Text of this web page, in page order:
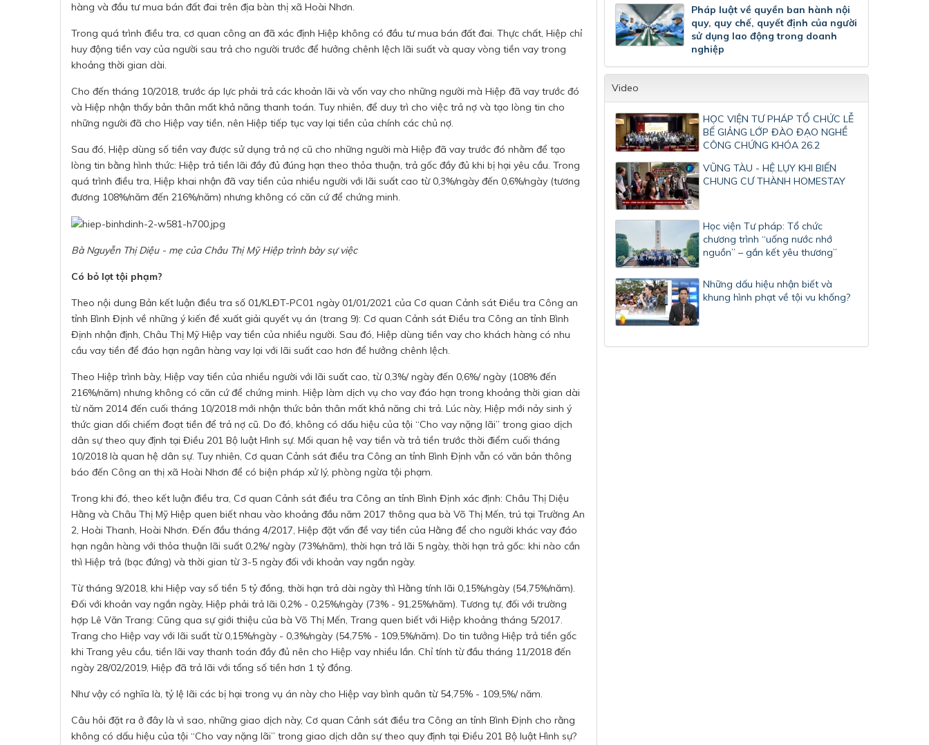
hàng và đầu tư mua bán đất đai trên địa bàn thị xã Hoài Nhơn.
Trong quá trình điều tra, cơ quan công an đã xác định Hiệp không có đầu tư mua bán đất đai. Thực chất, Hiệp chỉ
huy động tiền vay của người sau trả cho người trước để hưởng chênh lệch lãi suất và quay vòng tiền vay trong
khoảng thời gian dài.
Cho đến tháng 10/2018, trước áp lực phải trả các khoản lãi và vốn vay cho những người mà Hiệp đã vay trước đó
và Hiệp nhận thấy bản thân mất khả năng thanh toán. Tuy nhiên, để duy trì cho việc trả nợ và tạo lòng tin cho
những người đã cho Hiệp vay tiền, nên Hiệp tiếp tục vay lại tiền của chính các chủ nợ.
Sau đó, Hiệp dùng số tiền vay được sử dụng trả nợ cũ cho những người mà Hiệp đã vay trước đó nhằm để tạo
lòng tin bằng hình thức: Hiệp trả tiền lãi đầy đủ đúng hạn theo thỏa thuận, trả gốc đầy đủ khi bị hại yêu cầu. Trong
quá trình điều tra, Hiệp khai nhận đã vay tiền của nhiều người với lãi suất cao từ 0,3%/ngày đến 0,6%/ngày (tương
đương 108%/năm đến 216%/năm) nhưng không có căn cứ để chứng minh.
Bà Nguyễn Thị Diệu - mẹ của Châu Thị Mỹ Hiệp trình bày sự việc
Có bỏ lọt tội phạm?
Theo nội dung Bản kết luận điều tra số 01/KLĐT-PC01 ngày 01/01/2021 của Cơ quan Cảnh sát Điều tra Công an
tỉnh Bình Định về những ý kiến đề xuất giải quyết vụ án (trang 9): Cơ quan Cảnh sát Điều tra Công an tỉnh Bình
Định nhận định, Châu Thị Mỹ Hiệp vay tiền của nhiều người. Sau đó, Hiệp dùng tiền vay cho khách hàng có nhu
cầu vay tiền để đáo hạn ngân hàng vay lại với lãi suất cao hơn để hưởng chênh lệch.
Theo Hiệp trình bày, Hiệp vay tiền của nhiều người với lãi suất cao, từ 0,3%/ ngày đến 0,6%/ ngày (108% đến
216%/năm) nhưng không có căn cứ để chứng minh. Hiệp làm dịch vụ cho vay đáo hạn trong khoảng thời gian dài
từ năm 2014 đến cuối tháng 10/2018 mới nhận thức bản thân mất khả năng chi trả. Lúc này, Hiệp mới nảy sinh ý
thức gian dối chiếm đoạt tiền để trả nợ cũ. Do đó, không có dấu hiệu của tội “Cho vay nặng lãi” trong giao dịch
dân sự theo quy định tại Điều 201 Bộ luật Hình sự. Mối quan hệ vay tiền và trả tiền trước thời điểm cuối tháng
10/2018 là quan hệ dân sự. Tuy nhiên, Cơ quan Cảnh sát điều tra Công an tỉnh Bình Định vẫn có văn bản thông
báo đến Công an thị xã Hoài Nhơn để có biện pháp xử lý, phòng ngừa tội phạm.
Trong khi đó, theo kết luận điều tra, Cơ quan Cảnh sát điều tra Công an tỉnh Bình Định xác định: Châu Thị Diệu
Hằng và Châu Thị Mỹ Hiệp quen biết nhau vào khoảng đầu năm 2017 thông qua bà Võ Thị Mến, trú tại Trường An
2, Hoài Thanh, Hoài Nhơn. Đến đầu tháng 4/2017, Hiệp đặt vấn đề vay tiền của Hằng để cho người khác vay đáo
hạn ngân hàng với thỏa thuận lãi suất 0,2%/ ngày (73%/năm), thời hạn trả lãi 5 ngày, thời hạn trả gốc: khi nào cần
thì Hiệp trả (bạc đứng) và thời gian từ 3-5 ngày đối với khoản vay ngắn ngày.
Từ tháng 9/2018, khi Hiệp vay số tiền 5 tỷ đồng, thời hạn trả dài ngày thì Hằng tính lãi 0,15%/ngày (54,75%/năm).
Đối với khoản vay ngắn ngày, Hiệp phải trả lãi 0,2% - 0,25%/ngày (73% - 91,25%/năm). Tương tự, đối với trường
hợp Lê Văn Trang: Cũng qua sự giới thiệu của bà Võ Thị Mến, Trang quen biết với Hiệp khoảng tháng 5/2017.
Trang cho Hiệp vay với lãi suất từ 0,15%/ngày - 0,3%/ngày (54,75% - 109,5%/năm). Do tin tưởng Hiệp trả tiền gốc
khi Trang yêu cầu, tiền lãi vay thanh toán đầy đủ nên cho Hiệp vay nhiều lần. Chỉ tính từ đầu tháng 11/2018 đến
ngày 28/02/2019, Hiệp đã trả lãi với tổng số tiền hơn 1 tỷ đồng.
Như vậy có nghĩa là, tỷ lệ lãi các bị hại trong vụ án này cho Hiệp vay bình quân từ 54,75% - 109,5%/ năm.
Câu hỏi đặt ra ở đây là vì sao, những giao dịch này, Cơ quan Cảnh sát điều tra Công an tỉnh Bình Định cho rằng
không có dấu hiệu của tội “Cho vay nặng lãi” trong giao dịch dân sự theo quy định tại Điều 201 Bộ luật Hình sự?
Pháp luật về quyền ban hành nội
quy, quy chế, quyết định của người
sử dụng lao động trong doanh
nghiệp
Video
HỌC VIỆN TƯ PHÁP TỔ CHỨC LỄ
BẾ GIẢNG LỚP ĐÀO ĐẠO NGHỀ
CÔNG CHỨNG KHÓA 26.2
VŨNG TÀU - HỆ LỤY KHI BIẾN
CHUNG CƯ THÀNH HOMESTAY
Học viện Tư pháp: Tổ chức
chương trình “uống nước nhớ
nguồn” – gắn kết yêu thương”
Những dấu hiệu nhận biết và
khung hình phạt về tội vu khống?